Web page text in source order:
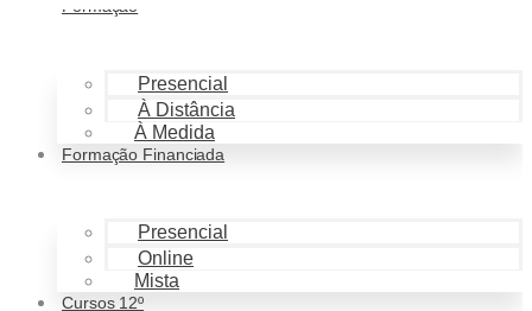
Pular para o conteúdo
Formação
Presencial
À Distância
À Medida
Formação Financiada
Presencial
Online
Mista
Cursos 12º